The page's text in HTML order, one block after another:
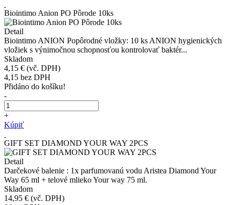
Biointimo Anion PO Pôrode 10ks
Detail
Biointimo ANION Popôrodné vložky: 10 ks ANION hygienických
vložiek s výnimočnou schopnosťou kontrolovať baktér...
Skladom
4,15 € (vč. DPH)
4,15 bez DPH
Přidáno do košíku!
-
+
Kúpiť
GIFT SET DIAMOND YOUR WAY 2PCS
Detail
Darčekové balenie : 1x parfumovanú vodu Aristea Diamond Your
Way 65 ml + telové mlieko Your way 75 ml.
Skladom
14,95 € (vč. DPH)